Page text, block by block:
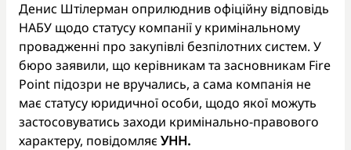
Денис Штілерман оприлюднив офіційну відповідь
НАБУ щодо статусу компанії у кримінальному
провадженні про закупівлі безпілотних систем. У
бюро заявили, що керівникам та засновникам Fire
Point підозри не вручались, а сама компанія не
має статусу юридичної особи, щодо якої можуть
застосовуватись заходи кримінально-правового
характеру, повідомляє УНН.